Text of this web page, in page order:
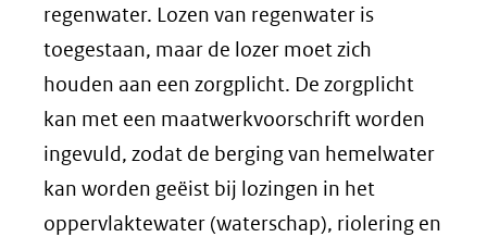
regenwater. Lozen van regenwater is
toegestaan, maar de lozer moet zich
houden aan een zorgplicht. De zorgplicht
kan met een maatwerkvoorschrift worden
ingevuld, zodat de berging van hemelwater
kan worden geëist bij lozingen in het
oppervlaktewater (waterschap), riolering en